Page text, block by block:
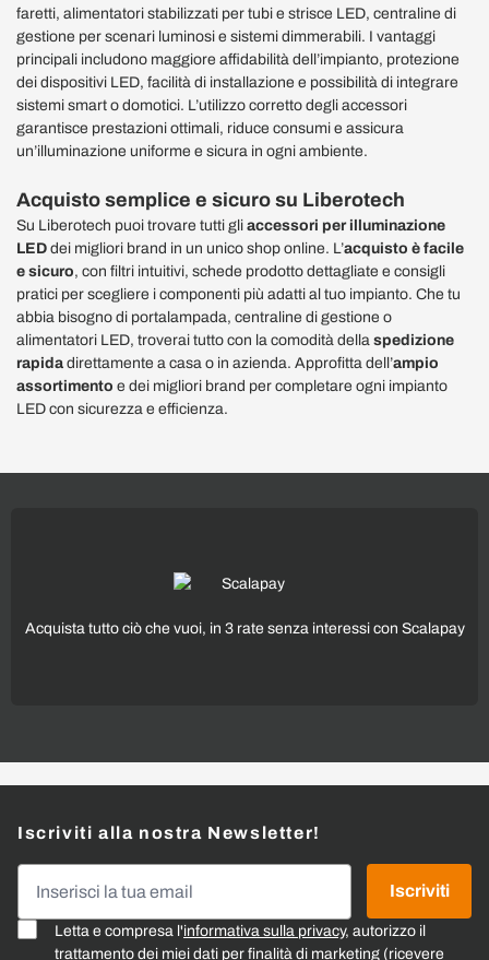
faretti, alimentatori stabilizzati per tubi e strisce LED, centraline di
gestione per scenari luminosi e sistemi dimmerabili. I vantaggi
principali includono maggiore affidabilità dell’impianto, protezione
dei dispositivi LED, facilità di installazione e possibilità di integrare
sistemi smart o domotici. L’utilizzo corretto degli accessori
garantisce prestazioni ottimali, riduce consumi e assicura
un’illuminazione uniforme e sicura in ogni ambiente.
Acquisto semplice e sicuro su Liberotech
Su Liberotech puoi trovare tutti gli accessori per illuminazione
LED dei migliori brand in un unico shop online. L’acquisto è facile
e sicuro, con filtri intuitivi, schede prodotto dettagliate e consigli
pratici per scegliere i componenti più adatti al tuo impianto. Che tu
abbia bisogno di portalampada, centraline di gestione o
alimentatori LED, troverai tutto con la comodità della spedizione
rapida direttamente a casa o in azienda. Approfitta dell’ampio
assortimento e dei migliori brand per completare ogni impianto
LED con sicurezza e efficienza.
Acquista tutto ciò che vuoi, in 3 rate senza interessi con Scalapay
Iscriviti alla nostra Newsletter!
Letta e compresa l'informativa sulla privacy, autorizzo il
trattamento dei miei dati per finalità di marketing (ricevere
Iscriviti